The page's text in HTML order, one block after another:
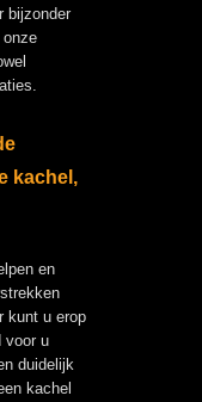
bijzonder
kachel,
en
kunt u erop
voor u
duidelijk
kachel